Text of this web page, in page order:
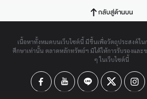
กลับสู่ด้านบน
เนื้อหาทั้งหมดบนเว็บไซต์นี้ มีขึ้นเพื่อวัตถุประสงค์ใน
ศึกษาเท่านั้น ตลาดหลักทรัพย์ฯ มิได้ให้การรับรองแล
ๆ ในเว็บไซต์นี้